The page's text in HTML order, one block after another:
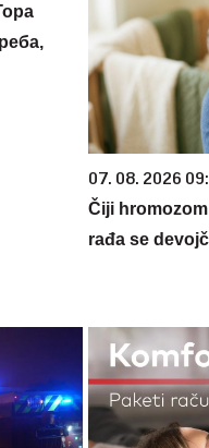
07. 08. 2026
Čiji
rađa se